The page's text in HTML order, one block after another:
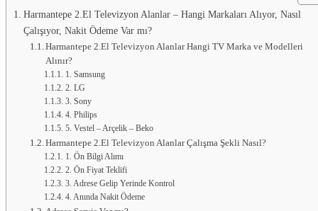
Harmantepe 2.El Televizyon Alanlar – Hangi Markaları Alıyor, Nasıl
Çalışıyor, Nakit Ödeme Var mı?
Harmantepe 2.El Televizyon Alanlar Hangi TV Marka ve Modelleri
Alınır?
1. Samsung
2. LG
3. Sony
4. Philips
5. Vestel – Arçelik – Beko
Harmantepe 2.El Televizyon Alanlar Çalışma Şekli Nasıl?
1. Ön Bilgi Alımı
2. Ön Fiyat Teklifi
3. Adrese Gelip Yerinde Kontrol
4. Anında Nakit Ödeme